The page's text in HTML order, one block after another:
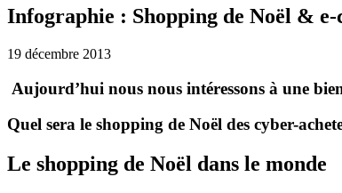
Infographie : Shopping de Noël & e-
19 décembre 2013
Aujourd’hui nous nous intéressons à une
Quel sera le shopping de Noël des cyber-
Le shopping de Noël dans le monde